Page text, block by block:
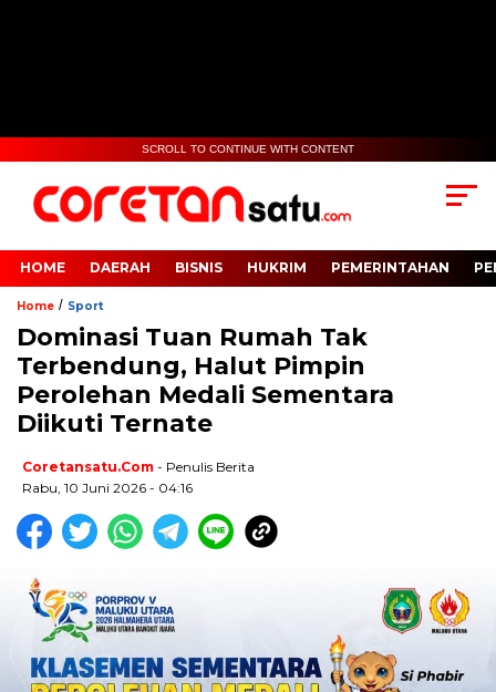
SCROLL TO CONTINUE WITH CONTENT
HOME DAERAH BISNIS HUKRIM PEMERINTAHAN
Home / Sport
Dominasi Tuan Rumah Tak
Terbendung, Halut Pimpin
Perolehan Medali Sementara
Diikuti Ternate
Coretansatu.com - Penulis Berita
Rabu, 10 Juni 2026 - 04:16